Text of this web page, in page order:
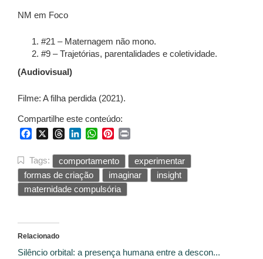
NM em Foco
#21 – Maternagem não mono.
#9 – Trajetórias, parentalidades e coletividade.
(Audiovisual)
Filme: A filha perdida (2021).
Compartilhe este conteúdo:
FacebookThreadsLinkedInWhatsApp
Pinterest
Tags: comportamento
experimentar
formas de criação
imaginar
insight
maternidade compulsória
Relacionado
Silêncio orbital: a presença humana entre a descon...